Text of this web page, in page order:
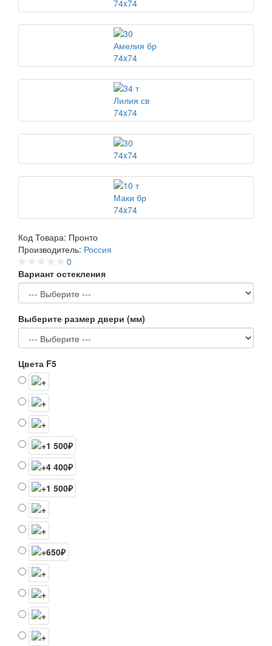
Код Товара: Пронто
Производитель: Россия
0
Вариант остекления
Выберите размер двери (мм)
Цвета F5